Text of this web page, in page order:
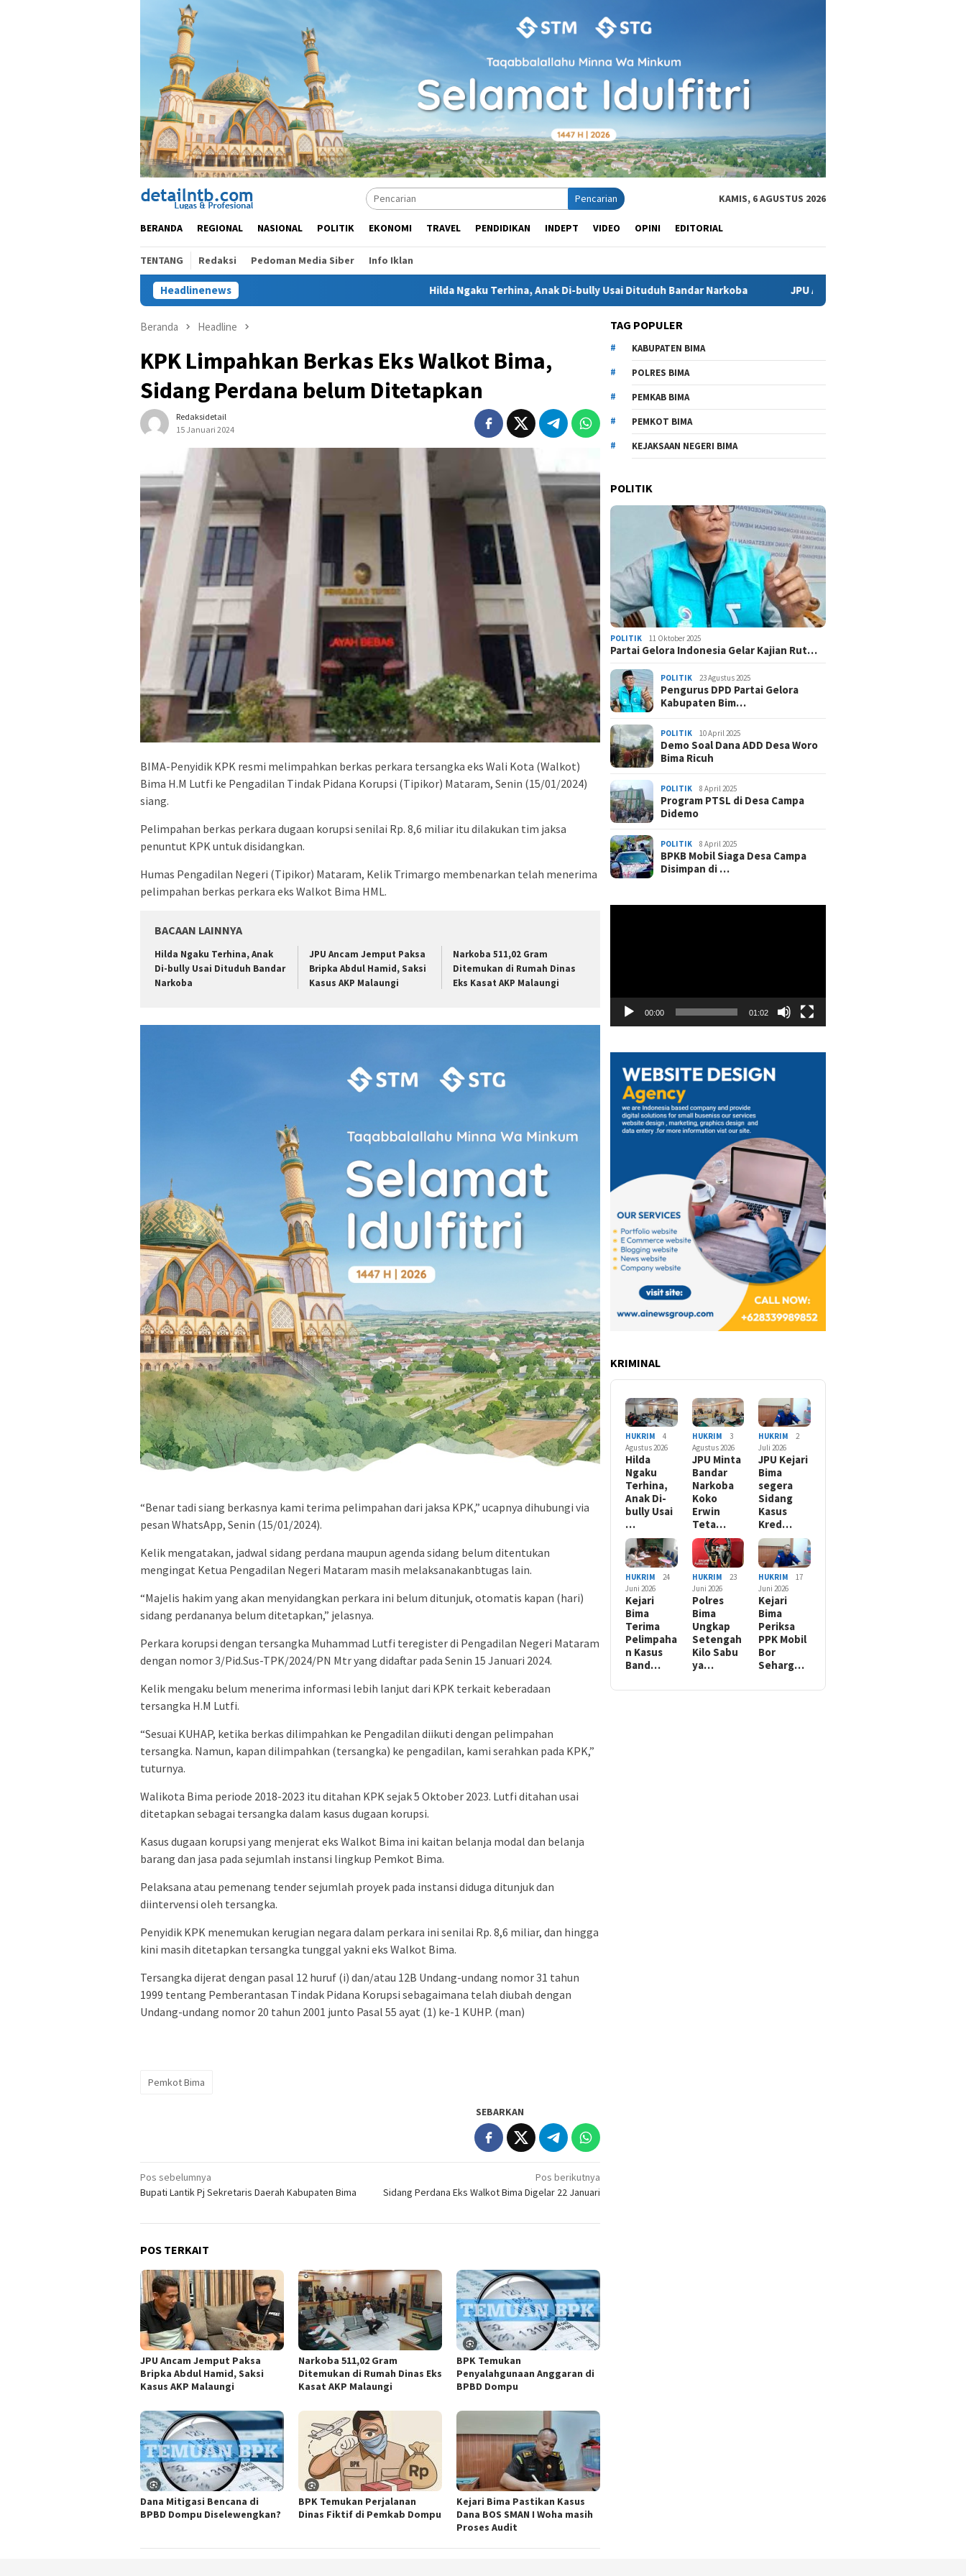
Pencarian KAMIS, 6 AGUSTUS 2026
BERANDA REGIONAL NASIONAL POLITIK EKONOMI TRAVEL PENDIDIKAN INDEPT VIDEO OPINI EDITORIAL
TENTANG Redaksi Pedoman Media Siber Info Iklan
Headlinenews Hilda Ngaku Terhina, Anak Di-bully Usai Dituduh Bandar Narkoba JPU Ancam Jemput Paksa Bripka Abdul Hamid, Saksi
Beranda Headline
KPK Limpahkan Berkas Eks Walkot Bima,
Sidang Perdana belum Ditetapkan
Redaksidetail
15 Januari 2024
BIMA-Penyidik KPK resmi melimpahkan berkas perkara tersangka eks Wali Kota (Walkot)
Bima H.M Lutfi ke Pengadilan Tindak Pidana Korupsi (Tipikor) Mataram, Senin (15/01/2024)
siang.
Pelimpahan berkas perkara dugaan korupsi senilai Rp. 8,6 miliar itu dilakukan tim jaksa
penuntut KPK untuk disidangkan.
Humas Pengadilan Negeri (Tipikor) Mataram, Kelik Trimargo membenarkan telah menerima
pelimpahan berkas perkara eks Walkot Bima HML.
BACAAN LAINNYA
Hilda Ngaku Terhina, Anak
Di-bully Usai Dituduh Bandar
Narkoba
JPU Ancam Jemput Paksa
Bripka Abdul Hamid, Saksi
Kasus AKP Malaungi
Narkoba 511,02 Gram
Ditemukan di Rumah Dinas
Eks Kasat AKP Malaungi
“Benar tadi siang berkasnya kami terima pelimpahan dari jaksa KPK,” ucapnya dihubungi via
pesan WhatsApp, Senin (15/01/2024).
Kelik mengatakan, jadwal sidang perdana maupun agenda sidang belum ditentukan
mengingat Ketua Pengadilan Negeri Mataram masih melaksanakanbtugas lain.
“Majelis hakim yang akan menyidangkan perkara ini belum ditunjuk, otomatis kapan (hari)
sidang perdananya belum ditetapkan,” jelasnya.
Perkara korupsi dengan tersangka Muhammad Lutfi teregister di Pengadilan Negeri Mataram
dengan nomor 3/Pid.Sus-TPK/2024/PN Mtr yang didaftar pada Senin 15 Januari 2024.
Kelik mengaku belum menerima informasi lebih lanjut dari KPK terkait keberadaan
tersangka H.M Lutfi.
“Sesuai KUHAP, ketika berkas dilimpahkan ke Pengadilan diikuti dengan pelimpahan
tersangka. Namun, kapan dilimpahkan (tersangka) ke pengadilan, kami serahkan pada KPK,”
tuturnya.
Walikota Bima periode 2018-2023 itu ditahan KPK sejak 5 Oktober 2023. Lutfi ditahan usai
ditetapkan sebagai tersangka dalam kasus dugaan korupsi.
Kasus dugaan korupsi yang menjerat eks Walkot Bima ini kaitan belanja modal dan belanja
barang dan jasa pada sejumlah instansi lingkup Pemkot Bima.
Pelaksana atau pemenang tender sejumlah proyek pada instansi diduga ditunjuk dan
diintervensi oleh tersangka.
Penyidik KPK menemukan kerugian negara dalam perkara ini senilai Rp. 8,6 miliar, dan hingga
kini masih ditetapkan tersangka tunggal yakni eks Walkot Bima.
Tersangka dijerat dengan pasal 12 huruf (i) dan/atau 12B Undang-undang nomor 31 tahun
1999 tentang Pemberantasan Tindak Pidana Korupsi sebagaimana telah diubah dengan
Undang-undang nomor 20 tahun 2001 junto Pasal 55 ayat (1) ke-1 KUHP. (man)
Pemkot Bima
SEBARKAN
Navigasi
pos
Pos sebelumnya
Bupati Lantik Pj Sekretaris Daerah Kabupaten Bima
Pos berikutnya
Sidang Perdana Eks Walkot Bima Digelar 22 Januari
POS TERKAIT
JPU Ancam Jemput Paksa
Bripka Abdul Hamid, Saksi
Kasus AKP Malaungi
Narkoba 511,02 Gram
Ditemukan di Rumah Dinas Eks
Kasat AKP Malaungi
BPK Temukan
Penyalahgunaan Anggaran di
BPBD Dompu
Dana Mitigasi Bencana di
BPBD Dompu Diselewengkan?
BPK Temukan Perjalanan
Dinas Fiktif di Pemkab Dompu
Kejari Bima Pastikan Kasus
Dana BOS SMAN I Woha masih
Proses Audit
TAG POPULER
KABUPATEN BIMA
POLRES BIMA
PEMKAB BIMA
PEMKOT BIMA
KEJAKSAAN NEGERI BIMA
POLITIK
POLITIK 11 Oktober 2025
Partai Gelora Indonesia Gelar Kajian Rut…
POLITIK 23 Agustus 2025
Pengurus DPD Partai Gelora
Kabupaten Bim…
POLITIK 10 April 2025
Demo Soal Dana ADD Desa Woro
Bima Ricuh
POLITIK 8 April 2025
Program PTSL di Desa Campa
Didemo
POLITIK 8 April 2025
BPKB Mobil Siaga Desa Campa
Disimpan di …
00:00 01:02
KRIMINAL
HUKRIM
4
Agustus 2026
Hilda
Ngaku
Terhina,
Anak Di-
bully Usai
…
HUKRIM
3
Agustus 2026
JPU Minta
Bandar
Narkoba
Koko
Erwin
Teta…
HUKRIM
2
Juli 2026
JPU Kejari
Bima
segera
Sidang
Kasus
Kred…
HUKRIM
24
Juni 2026
Kejari
Bima
Terima
Pelimpaha
n Kasus
Band…
HUKRIM
23
Juni 2026
Polres
Bima
Ungkap
Setengah
Kilo Sabu
ya…
HUKRIM
17
Juni 2026
Kejari
Bima
Periksa
PPK Mobil
Bor
Seharg…